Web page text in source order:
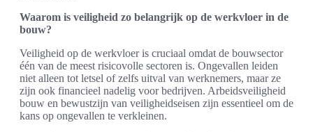
Waarom is veiligheid zo belangrijk op de werkvloer in de
bouw?
Veiligheid op de werkvloer is cruciaal omdat de bouwsector
één van de meest risicovolle sectoren is. Ongevallen leiden
niet alleen tot letsel of zelfs uitval van werknemers, maar ze
zijn ook financieel nadelig voor bedrijven. Arbeidsveiligheid
bouw en bewustzijn van veiligheidseisen zijn essentieel om de
kans op ongevallen te verkleinen.